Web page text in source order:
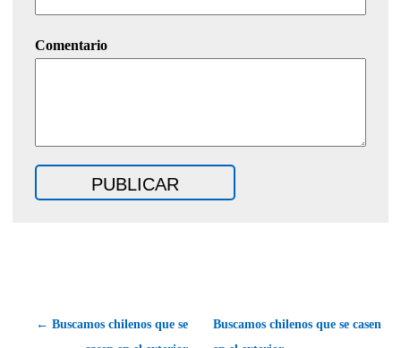
Comentario
← Buscamos chilenos que se
Buscamos chilenos que se casen